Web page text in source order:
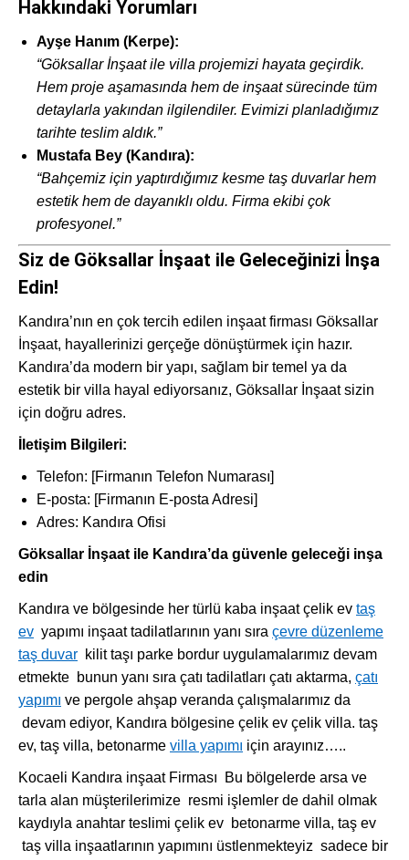
Hakkındaki Yorumları
Ayşe Hanım (Kerpe):
“Göksallar İnşaat ile villa projemizi hayata geçirdik.
Hem proje aşamasında hem de inşaat sürecinde tüm
detaylarla yakından ilgilendiler. Evimizi planladığımız
tarihte teslim aldık.”
Mustafa Bey (Kandıra):
“Bahçemiz için yaptırdığımız kesme taş duvarlar hem
estetik hem de dayanıklı oldu. Firma ekibi çok
profesyonel.”
Siz de Göksallar İnşaat ile Geleceğinizi İnşa
Edin!
Kandıra’nın en çok tercih edilen inşaat firması Göksallar
İnşaat, hayallerinizi gerçeğe dönüştürmek için hazır.
Kandıra’da modern bir yapı, sağlam bir temel ya da
estetik bir villa hayal ediyorsanız, Göksallar İnşaat sizin
için doğru adres.
İletişim Bilgileri:
Telefon: [Firmanın Telefon Numarası]
E-posta: [Firmanın E-posta Adresi]
Adres: Kandıra Ofisi
Göksallar İnşaat ile Kandıra’da güvenle geleceği inşa
edin
Kandıra ve bölgesinde her türlü kaba inşaat çelik ev taş
ev yapımı inşaat tadilatlarının yanı sıra çevre düzenleme
taş duvar kilit taşı parke bordur uygulamalarımız devam
etmekte bunun yanı sıra çatı tadilatları çatı aktarma, çatı
yapımı ve pergole ahşap veranda çalışmalarımız da
devam ediyor, Kandıra bölgesine çelik ev çelik villa. taş
ev, taş villa, betonarme villa yapımı için arayınız…..
Kocaeli Kandıra inşaat Firması Bu bölgelerde arsa ve
tarla alan müşterilerimize resmi işlemler de dahil olmak
kaydıyla anahtar teslimi çelik ev betonarme villa, taş ev
taş villa inşaatlarının yapımını üstlenmekteyiz sadece bir